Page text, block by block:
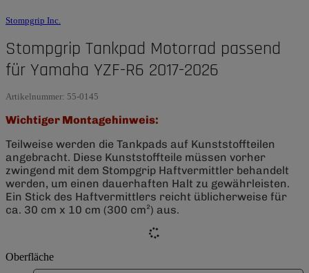
Stompgrip Inc.
Stompgrip Tankpad Motorrad passend
für Yamaha YZF-R6 2017-2026
Artikelnummer: 55-0145
Wichtiger Montagehinweis:
Teilweise werden die Tankpads auf Kunststoffteilen
angebracht. Diese Kunststoffteile müssen vorher
zwingend mit dem Stompgrip Haftvermittler behandelt
werden, um einen dauerhaften Halt zu gewährleisten.
Ein Stick des Haftvermittlers reicht üblicherweise für
ca. 30 cm x 10 cm (300 cm²) aus.
Oberfläche